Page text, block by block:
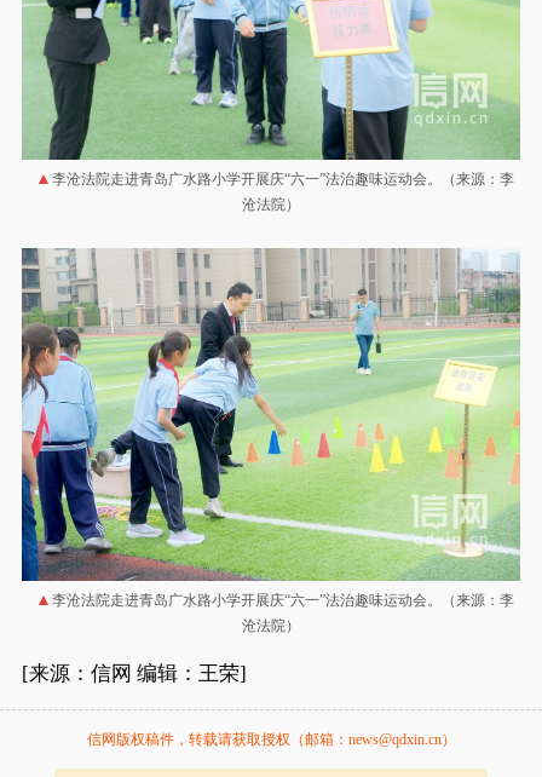
李沧法院走进青岛广水路小学开展庆“六一”法治趣味运动会。（来源：李
沧法院）
李沧法院走进青岛广水路小学开展庆“六一”法治趣味运动会。（来源：李
沧法院）
[来源：信网 编辑：王荣]
信网版权稿件，转载请获取授权（邮箱：news@qdxin.cn）